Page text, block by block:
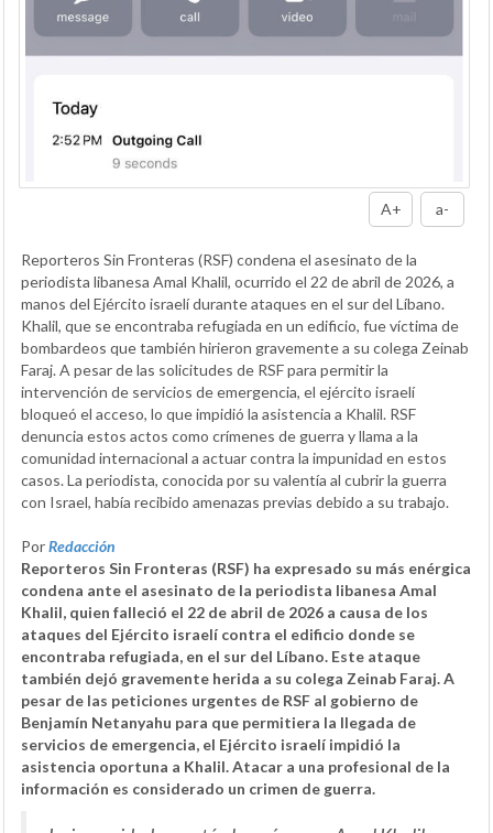
A+ a-
Reporteros Sin Fronteras (RSF) condena el asesinato de la
periodista libanesa Amal Khalil, ocurrido el 22 de abril de 2026, a
manos del Ejército israelí durante ataques en el sur del Líbano.
Khalil, que se encontraba refugiada en un edificio, fue víctima de
bombardeos que también hirieron gravemente a su colega Zeinab
Faraj. A pesar de las solicitudes de RSF para permitir la
intervención de servicios de emergencia, el ejército israelí
bloqueó el acceso, lo que impidió la asistencia a Khalil. RSF
denuncia estos actos como crímenes de guerra y llama a la
comunidad internacional a actuar contra la impunidad en estos
casos. La periodista, conocida por su valentía al cubrir la guerra
con Israel, había recibido amenazas previas debido a su trabajo.
PorRedacción
Reporteros Sin Fronteras (RSF) ha expresado su más enérgica
condena ante el asesinato de la periodista libanesa Amal
Khalil, quien falleció el 22 de abril de 2026 a causa de los
ataques del Ejército israelí contra el edificio donde se
encontraba refugiada, en el sur del Líbano. Este ataque
también dejó gravemente herida a su colega Zeinab Faraj. A
pesar de las peticiones urgentes de RSF al gobierno de
Benjamín Netanyahu para que permitiera la llegada de
servicios de emergencia, el Ejército israelí impidió la
asistencia oportuna a Khalil. Atacar a una profesional de la
información es considerado un crimen de guerra.